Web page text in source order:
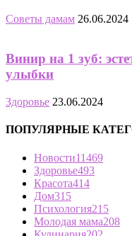
Советы дамам 26.06.2024
Винир на 1 зуб:
улыбки
Здоровье 23.06.2024
ПОПУЛЯРНЫЕ
Новости11469
Здоровье493
Красота414
Дом315
Психология215
Молодая мама208